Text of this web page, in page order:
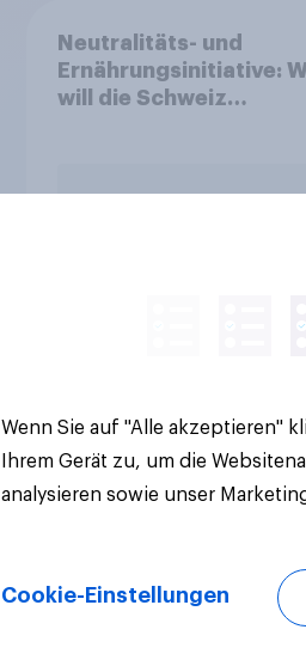
Neutralitäts- und
Ernährungsinitiative:
will die Schweiz
Wenn Sie auf "Alle akzeptieren"
Ihrem Gerät zu, um die
analysieren sowie unser
Cookie-Einstellungen